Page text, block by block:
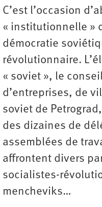
C’est l’occasion
« institutionnelle »
démocratie
révolutionnaire.
« soviet », le
d’entreprises, de
soviet de
des dizaines de
assemblées de
affrontent divers
socialistes-
mencheviks…